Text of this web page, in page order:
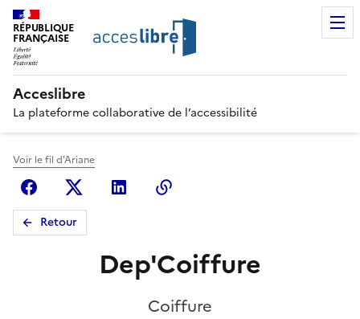
RÉPUBLIQUE
FRANÇAISE
Acceslibre
La plateforme collaborative de l’accessibilité
Voir le fil d'Ariane
FacebookX (anciennement Twitter)
Linkedin
Retour
Dep'Coiffure
Coiffure